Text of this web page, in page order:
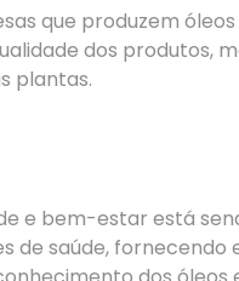
que produzem
dos produtos,
plantas.
e bem-estar está
de saúde, fornecendo